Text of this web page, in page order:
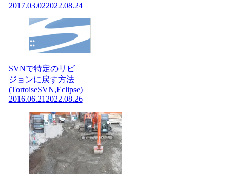
2017.03.022022.08.24
SVNで特定のリビ
ジョンに戻す方法
(TortoiseSVN,Eclipse)
2016.06.21 2022.08.26